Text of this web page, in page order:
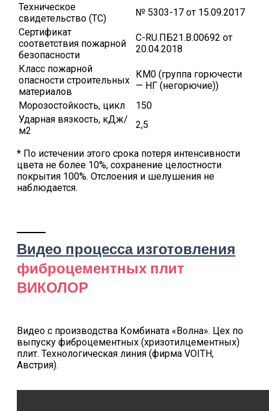
Техническое
свидетельство (ТС)
№ 5303-17 от 15.09.2017
Сертификат
соответствия пожарной
безопасности
C-RU.ПБ21.В.00692 от
20.04.2018
Класс пожарной
опасности строительных
материалов
КМ0 (группа горючести
— НГ (негорючие))
Морозостойкость, цикл
150
Ударная вязкость, кДж/
м2
2,5
* По истечении этого срока потеря интенсивности
цвета не более 10%, сохранение целостности
покрытия 100%. Отслоения и шелушения не
наблюдается.
Видео процесса изготовления
фиброцементных плит
ВИКОЛОР
Видео с производства Комбината «Волна». Цех по
выпуску фиброцементных (хризотилцементных)
плит. Технологическая линия (фирма VOITH,
Австрия).